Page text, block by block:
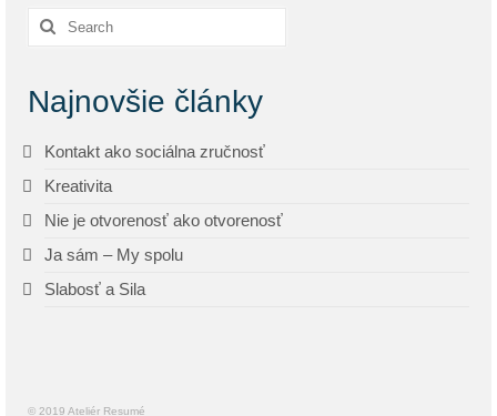
Search
for:
Najnovšie články
Kontakt ako sociálna zručnosť
Kreativita
Nie je otvorenosť ako otvorenosť
Ja sám – My spolu
Slabosť a Sila
© 2019 Ateliér Resumé